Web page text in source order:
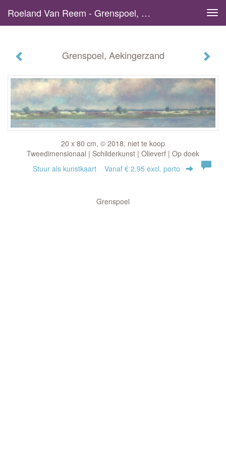
Roeland Van Reem - Grenspoel, Aekingerzand
Grenspoel, Aekingerzand
20 x 80 cm, © 2018, niet te koop
Tweedimensionaal | Schilderkunst | Olieverf | Op doek
Stuur als kunstkaart Vanaf € 2,95 excl. porto
Grenspoel